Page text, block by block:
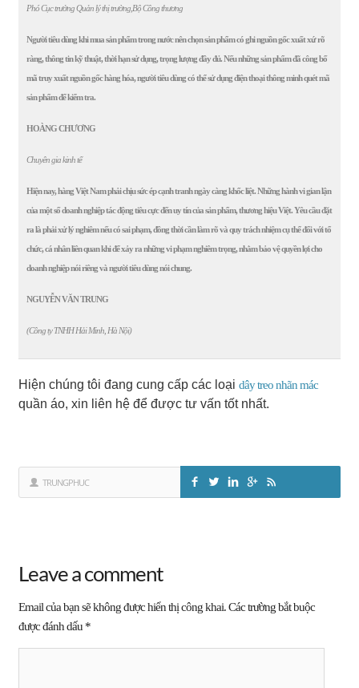
Phó Cục trưởng Quản lý thị trường,Bộ Công thương
Người tiêu dùng khi mua sản phẩm trong nước nên chọn sản phẩm có ghi nguồn gốc xuất xứ rõ
ràng, thông tin kỹ thuật, thời hạn sử dụng, trọng lượng đầy đủ. Nếu những sản phẩm đã công bố
mã truy xuất nguồn gốc hàng hóa, người tiêu dùng có thể sử dụng điện thoại thông minh quét mã
sản phẩm để kiểm tra.
HOÀNG CHƯƠNG
Chuyên gia kinh tế
Hiện nay, hàng Việt Nam phải chịu sức ép cạnh tranh ngày càng khốc liệt. Những hành vi gian lận
của một số doanh nghiệp tác động tiêu cực đến uy tín của sản phẩm, thương hiệu Việt. Yêu cầu đặt
ra là phải xử lý nghiêm nếu có sai phạm, đồng thời cần làm rõ và quy trách nhiệm cụ thể đối với tổ
chức, cá nhân liên quan khi để xảy ra những vi phạm nghiêm trọng, nhằm bảo vệ quyền lợi cho
doanh nghiệp nói riêng và người tiêu dùng nói chung.
NGUYỄN VĂN TRUNG
(Công ty TNHH Hải Minh, Hà Nội)
Hiện chúng tôi đang cung cấp các loại dây treo nhãn mác
quần áo, xin liên hệ để được tư vấn tốt nhất.
TRUNGPHUC
Leave a comment
Email của bạn sẽ không được hiển thị công khai.Các trường bắt buộc
được đánh dấu *